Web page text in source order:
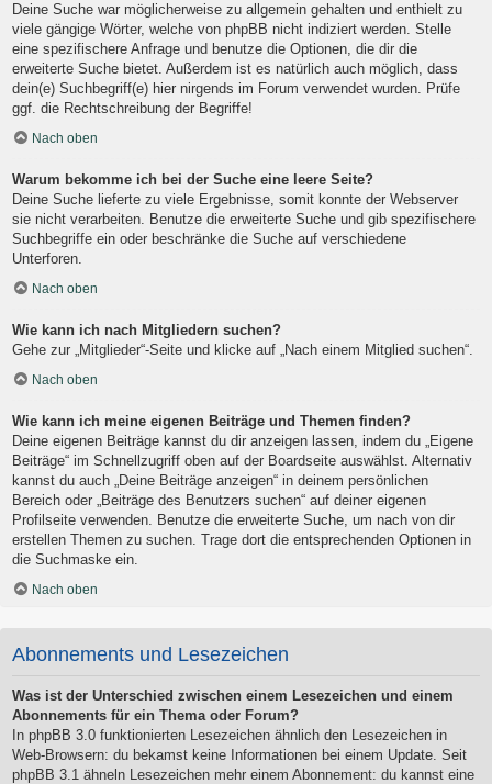
Deine Suche war möglicherweise zu allgemein gehalten und enthielt zu
viele gängige Wörter, welche von phpBB nicht indiziert werden. Stelle
eine spezifischere Anfrage und benutze die Optionen, die dir die
erweiterte Suche bietet. Außerdem ist es natürlich auch möglich, dass
dein(e) Suchbegriff(e) hier nirgends im Forum verwendet wurden. Prüfe
ggf. die Rechtschreibung der Begriffe!
Nach oben
Warum bekomme ich bei der Suche eine leere Seite?
Deine Suche lieferte zu viele Ergebnisse, somit konnte der Webserver
sie nicht verarbeiten. Benutze die erweiterte Suche und gib spezifischere
Suchbegriffe ein oder beschränke die Suche auf verschiedene
Unterforen.
Nach oben
Wie kann ich nach Mitgliedern suchen?
Gehe zur „Mitglieder“-Seite und klicke auf „Nach einem Mitglied suchen“.
Nach oben
Wie kann ich meine eigenen Beiträge und Themen finden?
Deine eigenen Beiträge kannst du dir anzeigen lassen, indem du „Eigene
Beiträge“ im Schnellzugriff oben auf der Boardseite auswählst. Alternativ
kannst du auch „Deine Beiträge anzeigen“ in deinem persönlichen
Bereich oder „Beiträge des Benutzers suchen“ auf deiner eigenen
Profilseite verwenden. Benutze die erweiterte Suche, um nach von dir
erstellen Themen zu suchen. Trage dort die entsprechenden Optionen in
die Suchmaske ein.
Nach oben
Abonnements und Lesezeichen
Was ist der Unterschied zwischen einem Lesezeichen und einem
Abonnements für ein Thema oder Forum?
In phpBB 3.0 funktionierten Lesezeichen ähnlich den Lesezeichen in
Web-Browsern: du bekamst keine Informationen bei einem Update. Seit
phpBB 3.1 ähneln Lesezeichen mehr einem Abonnement: du kannst eine